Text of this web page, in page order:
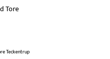
Tore
Teckentrup